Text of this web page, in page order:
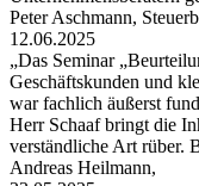
Peter Aschmann,
12.06.2025
„Das Seminar
Geschäftskunden und
war fachlich äußerst
Herr Schaaf bringt die
verständliche Art rüber.
Andreas Heilmann,